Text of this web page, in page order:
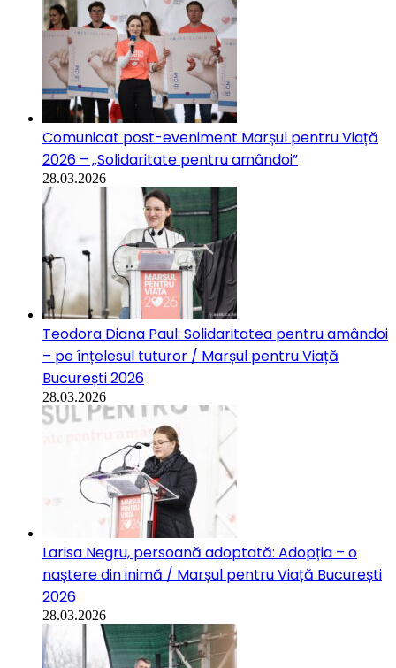
Comunicat post-eveniment Marșul pentru Viață
2026 – „Solidaritate pentru amândoi”
28.03.2026
Teodora Diana Paul: Solidaritatea pentru amândoi
– pe înțelesul tuturor / Marșul pentru Viață
București 2026
28.03.2026
Larisa Negru, persoană adoptată: Adopția – o
naștere din inimă / Marșul pentru Viață București
2026
28.03.2026